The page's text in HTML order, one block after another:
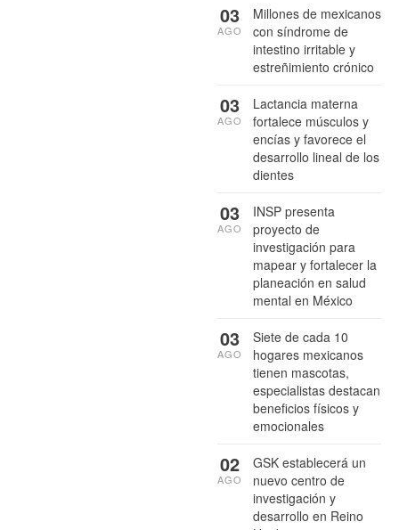
Millones de mexicanos
con síndrome de
intestino irritable y
estreñimiento crónico
03
AGO
Lactancia materna
fortalece músculos y
encías y favorece el
desarrollo lineal de los
dientes
03
AGO
INSP presenta
proyecto de
investigación para
mapear y fortalecer la
planeación en salud
mental en México
03
AGO
Siete de cada 10
hogares mexicanos
tienen mascotas,
especialistas destacan
beneficios físicos y
emocionales
03
AGO
GSK establecerá un
nuevo centro de
investigación y
desarrollo en Reino
02
AGO